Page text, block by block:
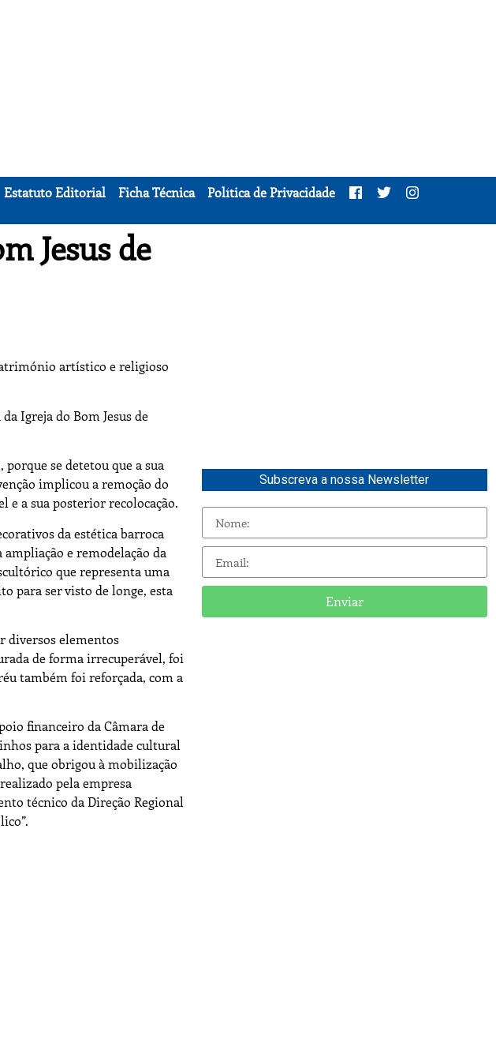
Estatuto Editorial Ficha Técnica
Política de Privacidade
Jesus de
artístico e religioso
Igreja do Bom Jesus de
se detetou que a sua
implicou a remoção do
e a sua posterior recolocação.
da estética barroca
ampliação e remodelação da
que representa uma
para ser visto de longe, esta
diversos elementos
de forma irrecuperável, foi
também foi reforçada, com a
financeiro da Câmara de
para a identidade cultural
que obrigou à mobilização
pela empresa
técnico da Direção Regional
Subscreva a nossa Newsletter
Enviar